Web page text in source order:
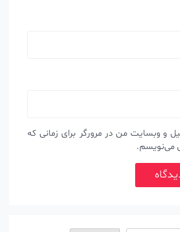
وبسایت من در مرورگر برای زمانی که